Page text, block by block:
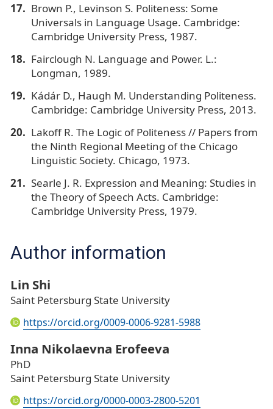
Brown P., Levinson S. Politeness: Some
Universals in Language Usage. Cambridge:
Cambridge University Press, 1987.
Fairclough N. Language and Power. L.:
Longman, 1989.
Kádár D., Haugh M. Understanding Politeness.
Cambridge: Cambridge University Press, 2013.
Lakoff R. The Logic of Politeness // Papers from
the Ninth Regional Meeting of the Chicago
Linguistic Society. Chicago, 1973.
Searle J. R. Expression and Meaning: Studies in
the Theory of Speech Acts. Cambridge:
Cambridge University Press, 1979.
Author information
Lin Shi
Saint Petersburg State University
https://orcid.org/0009-0006-9281-5988
Inna Nikolaevna Erofeeva
PhD
Saint Petersburg State University
https://orcid.org/0000-0003-2800-5201